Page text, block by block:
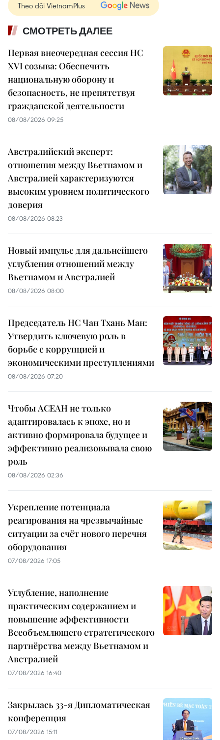
Theo dõi VietnamPlus
СМОТРЕТЬ ДАЛЕЕ
Первая внеочередная сессия НС
XVI созыва: Обеспечить
национальную оборону и
безопасность, не препятствуя
гражданской деятельности
08/08/2026 09:25
Австралийский эксперт:
отношения между Вьетнамом и
Австралией характеризуются
высоким уровнем политического
доверия
08/08/2026 08:23
Новый импульс для дальнейшего
углубления отношений между
Вьетнамом и Австралией
08/08/2026 08:00
Председатель НС Чан Тхань Ман:
Утвердить ключевую роль в
борьбе с коррупцией и
экономическими преступлениями
08/08/2026 07:20
Чтобы АСЕАН не только
адаптировалась к эпохе, но и
активно формировала будущее и
эффективно реализовывала свою
роль
08/08/2026 02:36
Укрепление потенциала
реагирования на чрезвычайные
ситуации за счёт нового перечня
оборудования
07/08/2026 17:05
Углубление, наполнение
практическим содержанием и
повышение эффективности
Всеобъемлющего стратегического
партнёрства между Вьетнамом и
Австралией
07/08/2026 16:40
Закрылась 33-я Дипломатическая
конференция
07/08/2026 15:11